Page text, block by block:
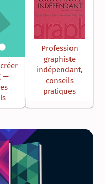
—
Profession
graphiste
indépendant,
conseils
pratiques